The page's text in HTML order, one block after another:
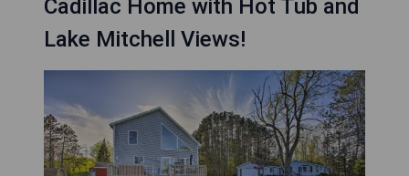
Cadillac Home with Hot Tub and
Lake Mitchell Views!